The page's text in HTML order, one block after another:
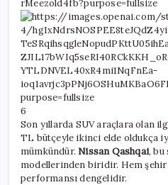
6
Son yıllarda SUV araçlara olan
TL bütçeyle ikinci elde oldukça
mümkündür. Nissan Qashqai, bu
modellerinden biridir. Hem şehir
performansı dengelidir.